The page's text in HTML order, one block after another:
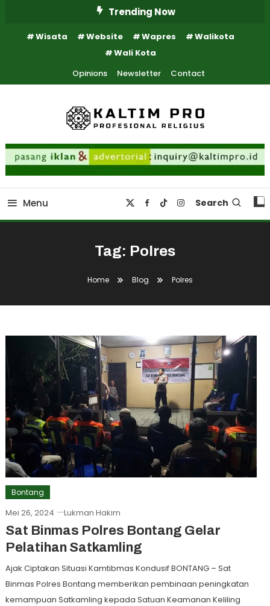
Content
Trending Now
Wisata Website Wapres
Walikota
Wali Kota
Opinions
Newsletter Contact
Kaltim Pro
Kaltim Profesional Religius
Menu Search
Tag: Polres
Home Blog Polres
Bontang
Mei 26, 2024 Lukman Hakim
Sat Binmas Polres Bontang Gelar
Pelatihan Satkamling
Ajak Ciptakan Situasi Kamtibmas Kondusif BONTANG – Sat
Binmas Polres Bontang memberikan pembinaan peningkatan
kemampuan Satkamling kepada Satuan Keamanan Keliling